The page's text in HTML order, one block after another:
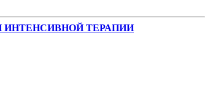
ТЕРАПИИ